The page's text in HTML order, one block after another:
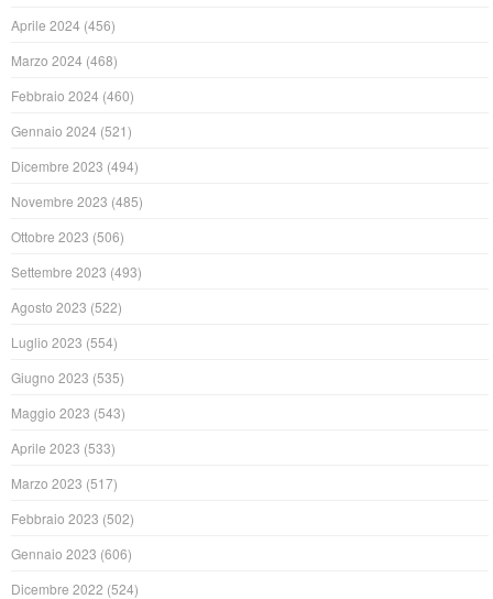
Aprile 2024 (456)
Marzo 2024 (468)
Febbraio 2024 (460)
Gennaio 2024 (521)
Dicembre 2023 (494)
Novembre 2023 (485)
Ottobre 2023 (506)
Settembre 2023 (493)
Agosto 2023 (522)
Luglio 2023 (554)
Giugno 2023 (535)
Maggio 2023 (543)
Aprile 2023 (533)
Marzo 2023 (517)
Febbraio 2023 (502)
Gennaio 2023 (606)
Dicembre 2022 (524)